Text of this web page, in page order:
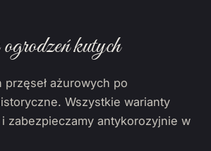
kutych
przęseł ażurowych po
Wszystkie warianty
zabezpieczamy antykorozyjnie w